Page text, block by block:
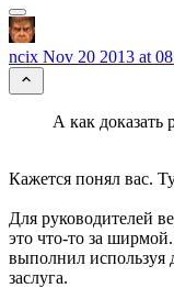
ncix Nov 20 2013 at
А как доказать
Кажется понял вас.
Для руководителей
это что-то за
выполнил используя
заслуга.